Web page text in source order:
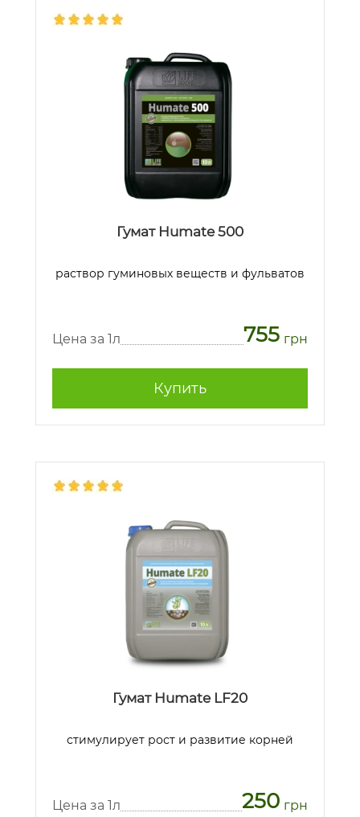
Гумат Humate 500
раствор гуминовых веществ и фульватов
Цена за 1л 755 грн
Купить
Гумат Humate LF20
стимулирует рост и развитие корней
Цена за 1л 250 грн